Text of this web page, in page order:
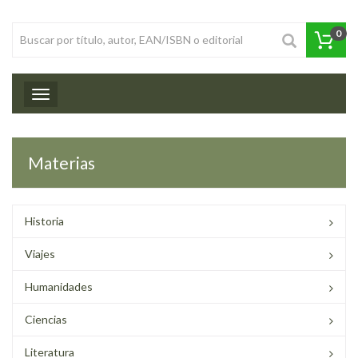
0
Toggle navigation
Materias
Historia
Viajes
Humanidades
Ciencias
Literatura